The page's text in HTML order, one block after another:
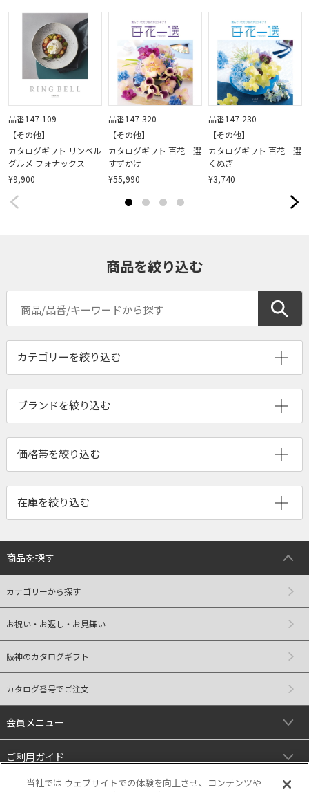
品番147-109
【その他】
カタログギフト リンベル
グルメ フォナックス
¥9,900
品番147-320
【その他】
カタログギフト 百花一選
すずかけ
¥55,990
品番147-230
【その他】
カタログギフト 百花一選
くぬぎ
¥3,740
商品を絞り込む
ブランドを絞り込む
商品を探す
カテゴリーから探す
お祝い・お返し・お見舞い
阪神のカタログギフト
カタログ番号でご注文
会員メニュー
ご利用ガイド
当社では ウェブサイトでの体験を向上させ、コンテンツや